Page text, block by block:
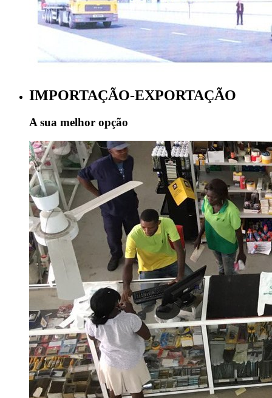
IMPORTAÇÃO-EXPORTAÇÃO
A sua melhor opção